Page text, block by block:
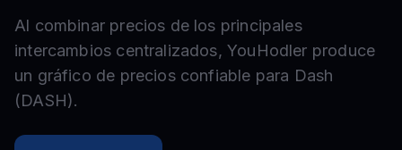
Al combinar precios de los principales
intercambios centralizados, YouHodler produce
un gráfico de precios confiable para Dash
(DASH).